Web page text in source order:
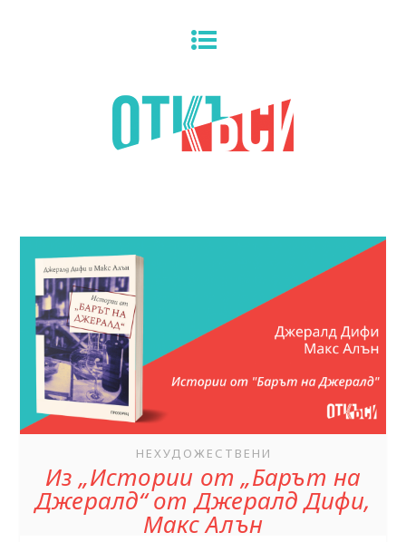
НЕХУДОЖЕСТВЕНИ
Из „Истории от „Барът на
Джералд“ от Джералд Дифи,
Макс Алън